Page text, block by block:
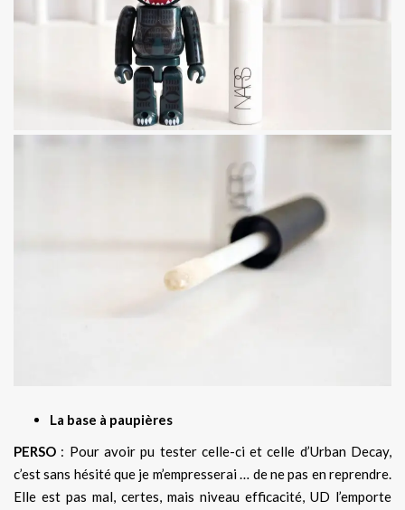
La base à paupières
PERSO : Pour avoir pu tester celle-ci et celle d’Urban Decay,
c’est sans hésité que je m’empresserai … de ne pas en reprendre.
Elle est pas mal, certes, mais niveau efficacité, UD l’emporte